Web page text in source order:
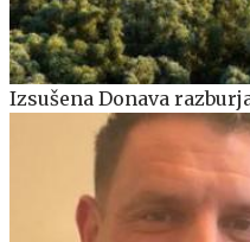
Izsušena Donava